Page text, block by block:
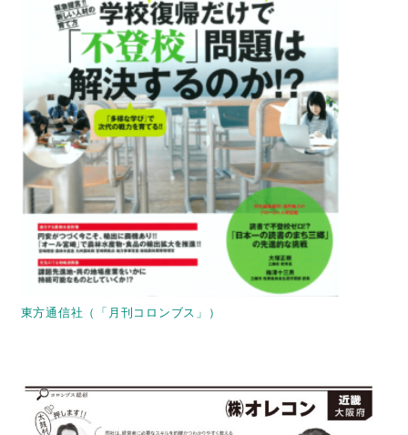
東方通信社（「月刊コロンブス」）